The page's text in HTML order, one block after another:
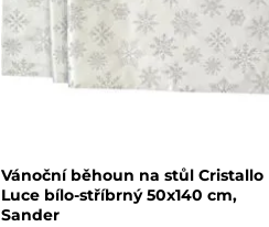
Vánoční běhoun na stůl Cristallo
Luce bílo-stříbrný 50x140 cm,
Sander